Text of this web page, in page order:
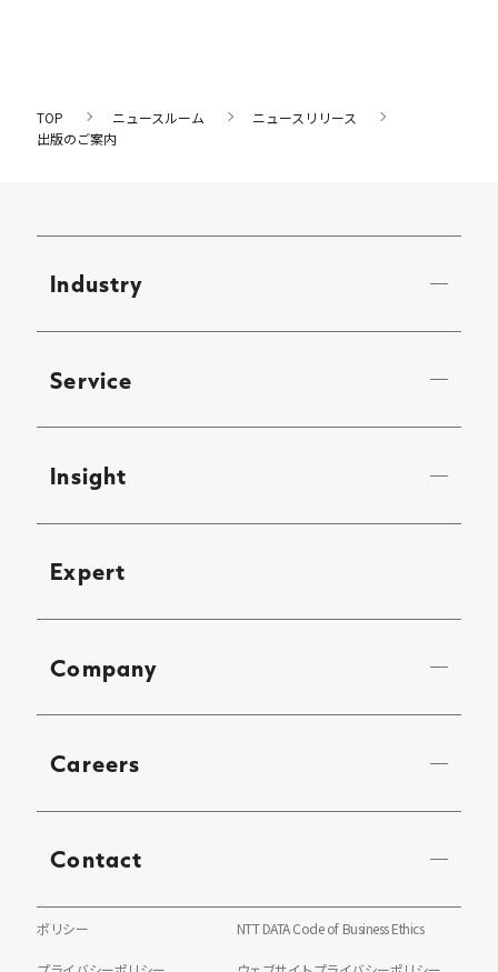
TOP ニュースルーム
ニュースリリース
出版のご案内
Industry
Service
Insight
Expert
Company
Careers
Contact
ポリシー NTT DATA Code of Business Ethics